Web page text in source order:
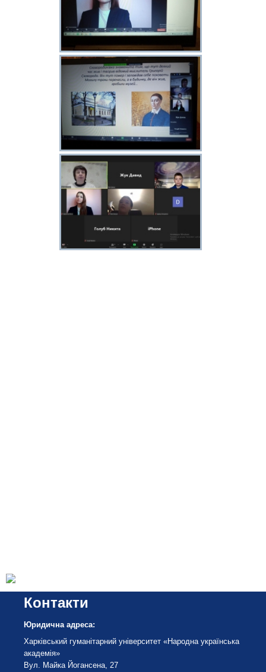
Контакти
Юридична адреса:
Харківський гуманітарний університет «Народна українська
академія»
Вул. Майка Йогансена, 27